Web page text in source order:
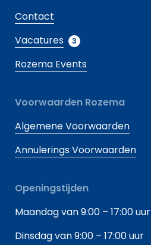
Contact
Vacatures
3
Rozema Events
Voorwaarden Rozema
Algemene Voorwaarden
Annulerings Voorwaarden
Openingstijden
Maandag van 9:00 – 17:00 uur
Dinsdag van 9:00 – 17:00 uur